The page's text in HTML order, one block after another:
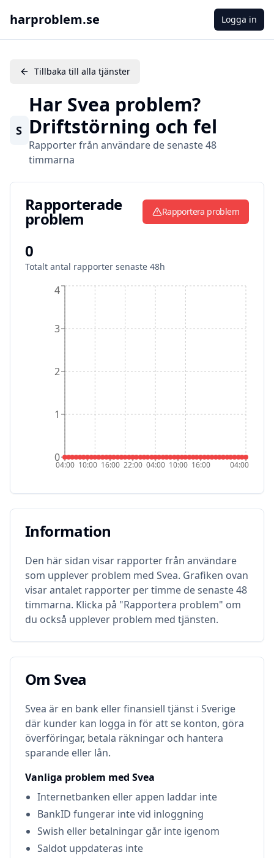
harproblem.se Logga in
Tillbaka till alla tjänster
S
Har Svea problem?
Driftstörning och fel
Rapporter från användare de senaste 48
timmarna
Rapporterade problem
Rapporterade
problem Rapportera problem
0
Totalt antal rapporter senaste 48h
04:00 10:00 16:00 22:00 04:00 10:00 16:00 04:00
0
1
2
3
4
Information
Information
Den här sidan visar rapporter från användare
som upplever problem med Svea. Grafiken ovan
visar antalet rapporter per timme de senaste 48
timmarna. Klicka på "Rapportera problem" om
du också upplever problem med tjänsten.
Om
Om Svea
Svea är en bank eller finansiell tjänst i Sverige
där kunder kan logga in för att se konton, göra
överföringar, betala räkningar och hantera
sparande eller lån.
Vanliga problem med Svea
Internetbanken eller appen laddar inte
BankID fungerar inte vid inloggning
Swish eller betalningar går inte igenom
Saldot uppdateras inte